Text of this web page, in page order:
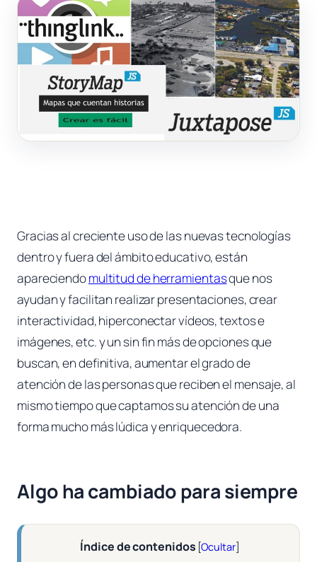
Gracias al creciente uso de las nuevas tecnologías
dentro y fuera del ámbito educativo, están
apareciendomultitud de herramientasque nos
ayudan y facilitan realizar presentaciones, crear
interactividad, hiperconectar vídeos, textos e
imágenes, etc. y un sin fin más de opciones que
buscan, en definitiva, aumentar el grado de
atención de las personas que reciben el mensaje, al
mismo tiempo que captamos su atención de una
forma mucho más lúdica y enriquecedora.
Algo ha cambiado para siempre
Índice de contenidos [Ocultar]